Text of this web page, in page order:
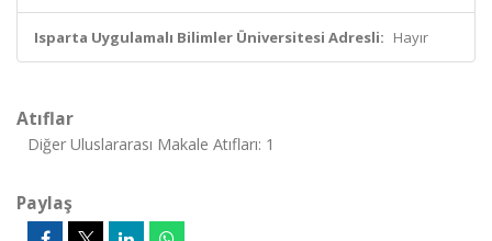
Isparta Uygulamalı Bilimler Üniversitesi Adresli: Hayır
Atıflar
Diğer Uluslararası Makale Atıfları: 1
Paylaş